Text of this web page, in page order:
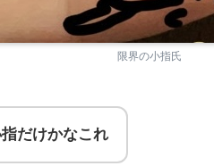
限界の小指氏
だけかなこれ